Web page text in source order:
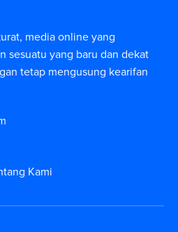
media online yang
sesuatu yang baru dan dekat
tetap mengusung kearifan
Kami